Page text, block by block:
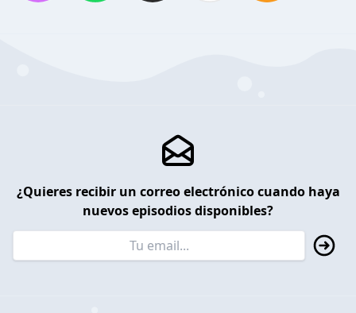
¿Quieres recibir un correo electrónico cuando haya
nuevos episodios disponibles?